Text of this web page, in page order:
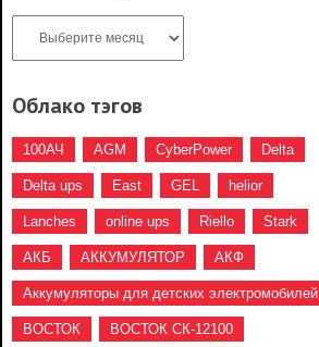
Облако тэгов
100АЧ AGM CyberPower Delta
Delta ups East GEL helior
Lanches online ups Riello Stark
АКБ АККУМУЛЯТОР АКФ
Аккумуляторы для детских электромобилей
ВОСТОК ВОСТОК СК-12100